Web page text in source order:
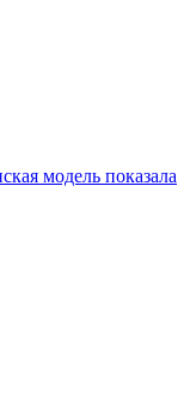
модель показала